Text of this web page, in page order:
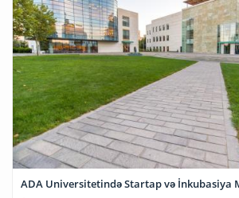
ADA Universitetində Startap və İnkubasiya